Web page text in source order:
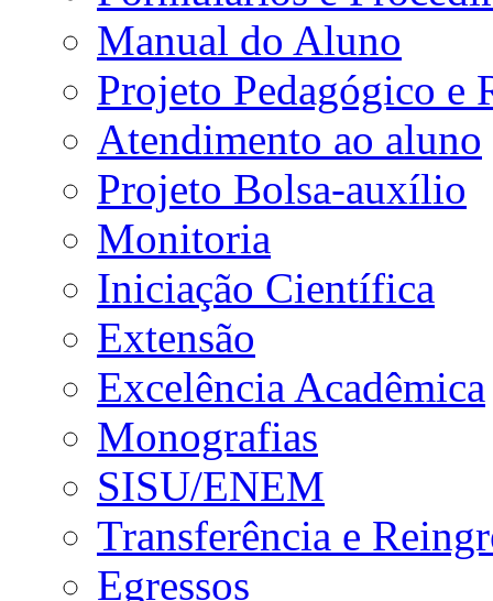
Manual do Aluno
Projeto Pedagógico e
Atendimento ao aluno
Projeto Bolsa-auxílio
Monitoria
Iniciação Científica
Extensão
Excelência Acadêmica
Monografias
SISU/ENEM
Transferência e
Egressos